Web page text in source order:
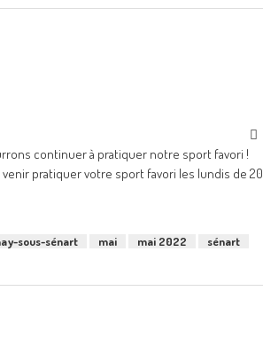
continuer à pratiquer notre sport favori !
venir pratiquer votre sport favori les lundis de
sous-sénart mai mai 2022
sénart